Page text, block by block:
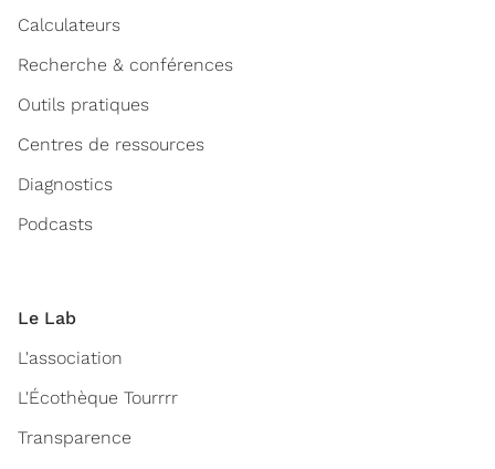
Calculateurs
Recherche & conférences
Outils pratiques
Centres de ressources
Diagnostics
Podcasts
Le Lab
L'association
L'Écothèque Tourrrr
Transparence